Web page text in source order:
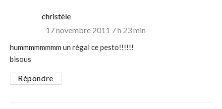
christèlesays:
17 novembre 2011 7 h 23 min
hummmmmmmm un régal ce pesto!!!!!!
bisous
Répondre